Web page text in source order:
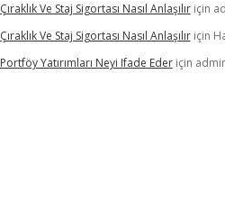
Çıraklık Ve Staj Sigortası Nasıl Anlaşılıriçin
Çıraklık Ve Staj Sigortası Nasıl Anlaşılıriçin
Portföy Yatırımları Neyi Ifade Ederiçin